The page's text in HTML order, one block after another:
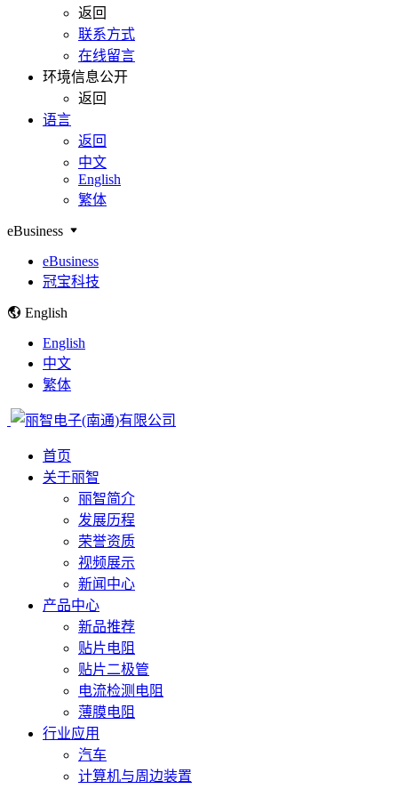
返回
联系方式
在线留言
环境信息公开
返回
语言
返回
中文
English
繁体
eBusiness
eBusiness
冠宝科技
English
English
中文
繁体
首页
关于丽智
丽智简介
发展历程
荣誉资质
视频展示
新闻中心
产品中心
新品推荐
贴片电阻
贴片二极管
电流检测电阻
薄膜电阻
行业应用
汽车
计算机与周边装置